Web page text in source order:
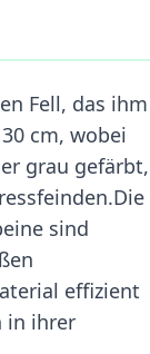
Fell, das ihm
cm, wobei
grau gefärbt,
sind
effizient
in ihrer